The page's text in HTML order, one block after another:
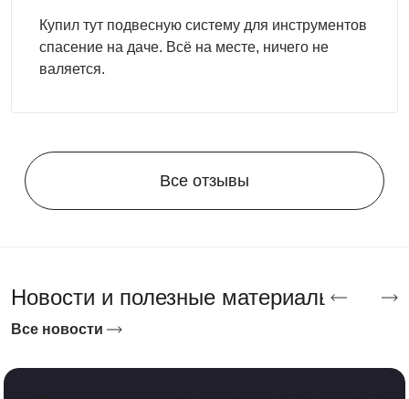
Купил тут подвесную систему для инструментов
спасение на даче. Всё на месте, ничего не
валяется.
Все отзывы
Новости и полезные материалы
Все новости